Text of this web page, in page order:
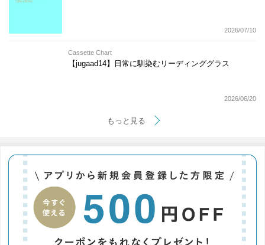
2026/07/10
Cassette Chart
【jugaad14】日常に馴染むリーディンググラス
2026/06/20
もっと見る